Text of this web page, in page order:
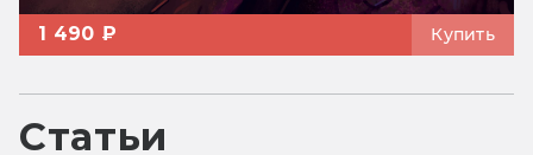
1 490 ₽ Купить
Статьи